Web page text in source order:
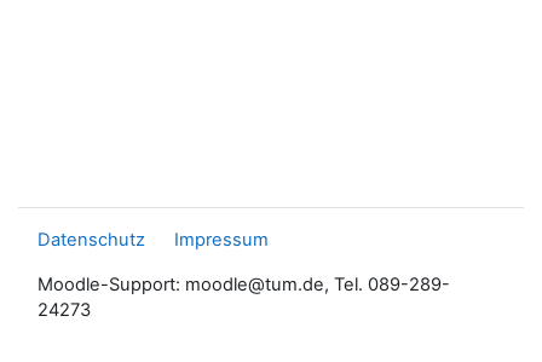
Datenschutz Impressum
Moodle-Support: moodle@tum.de, Tel. 089-289-
24273